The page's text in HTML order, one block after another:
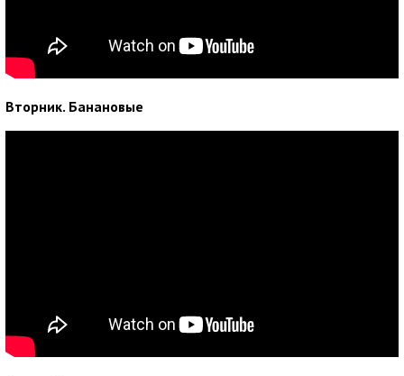
Вторник. Банановые